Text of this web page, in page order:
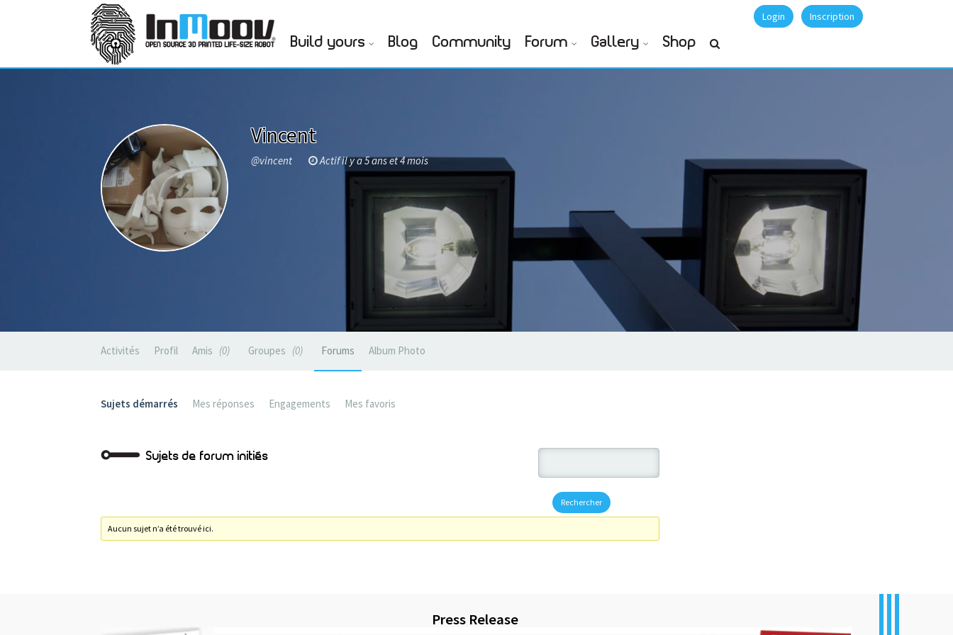
Login Inscription
Build yours Blog Community Forum Gallery Shop
Vincent
@vincent Actif il y a 5 ans et 4 mois
Activités Profil Amis 0 Groupes 0 Forums Album Photo
Sujets démarrés Mes réponses Engagements Mes favoris
Sujets de forum initiés
Aucun sujet n’a été trouvé ici.
Press Release